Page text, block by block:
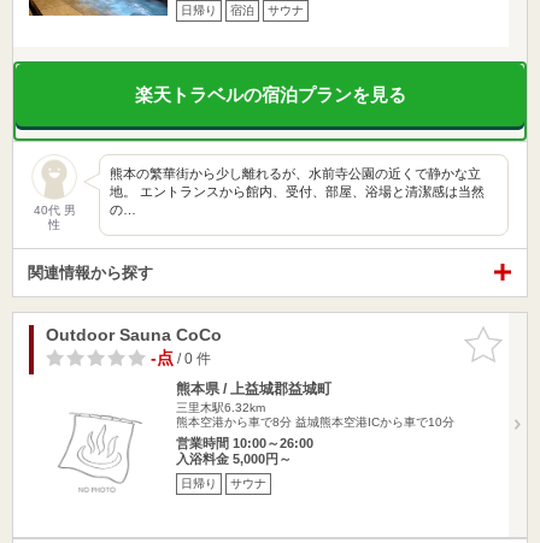
日帰り 宿泊 サウナ
楽天トラベルの宿泊プランを見る
40代 男
性
熊本の繁華街から少し離れるが、水前寺公園の近くで静かな立
地。 エントランスから館内、受付、部屋、浴場と清潔感は当然
の…
関連情報から探す
お気に入
りに追加
Outdoor Sauna CoCo
-点/ 0 件
熊本県 / 上益城郡益城町
三里木駅6.32km
熊本空港から車で8分 益城熊本空港ICから車で10分
営業時間 10:00～26:00
入浴料金 5,000円～
日帰り サウナ